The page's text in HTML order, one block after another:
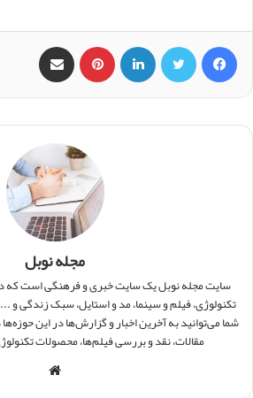
‫پین‌ترست
مجله نوبل
سایت مجله نوبل یک سایت خبری و فرهنگی است که
تکنولوژی، فیلم و سینما، مد و استایل، سبک زندگی
شما می‌توانید به آخرین اخبار و گزارش‌ها در این
مقالات، نقد و بررسی فیلم‌ها، محصولات